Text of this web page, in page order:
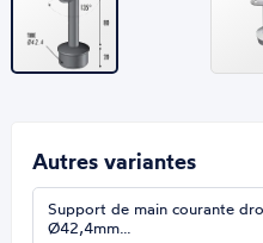
Autres variantes
Support de main courante
Ø42,4mm…